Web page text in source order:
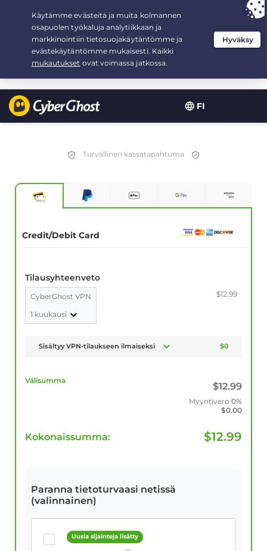
FI
Your choice:The Best Dealfor 2.1666666666667-years at $
/month
Turvallinen kassatapahtuma
Credit/Debit Card
Tilausyhteenveto
CyberGhost VPN
1 kuukausi
$12.99
Sisältyy VPN-tilaukseen ilmaiseksi $0
Välisumma
$12.99
Myyntivero 0%
$0.00
Kokonaissumma: $12.99
Paranna tietoturvaasi netissä
(valinnainen)
Uusia sijainteja lisätty